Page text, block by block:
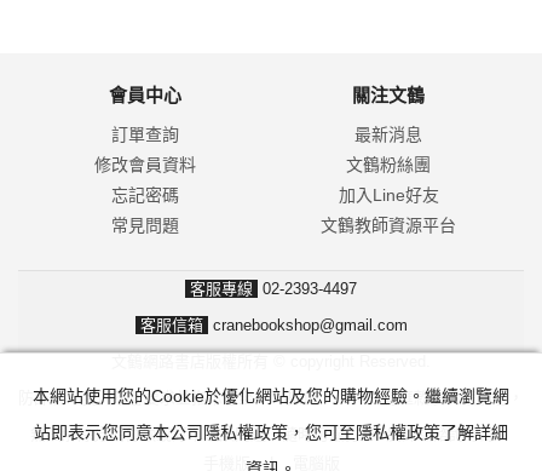
會員中心
訂單查詢
修改會員資料
忘記密碼
常見問題
關注文鶴
最新消息
文鶴粉絲團
加入Line好友
文鶴教師資源平台
客服專線 02-2393-4497
客服信箱 cranebookshop@gmail.com
防詐騙！我們不會要求並指示您至ATM操作。ATM只有匯款及轉帳功能，
無法解除分期付款或訂單錯誤問題。隨時可撥打165反詐騙諮詢專線。
手機版 |
本網站使用您的Cookie於優化網站及您的購物經驗。繼續瀏覽網
站即表示您同意本公司隱私權政策，您可至隱私權政策了解詳細